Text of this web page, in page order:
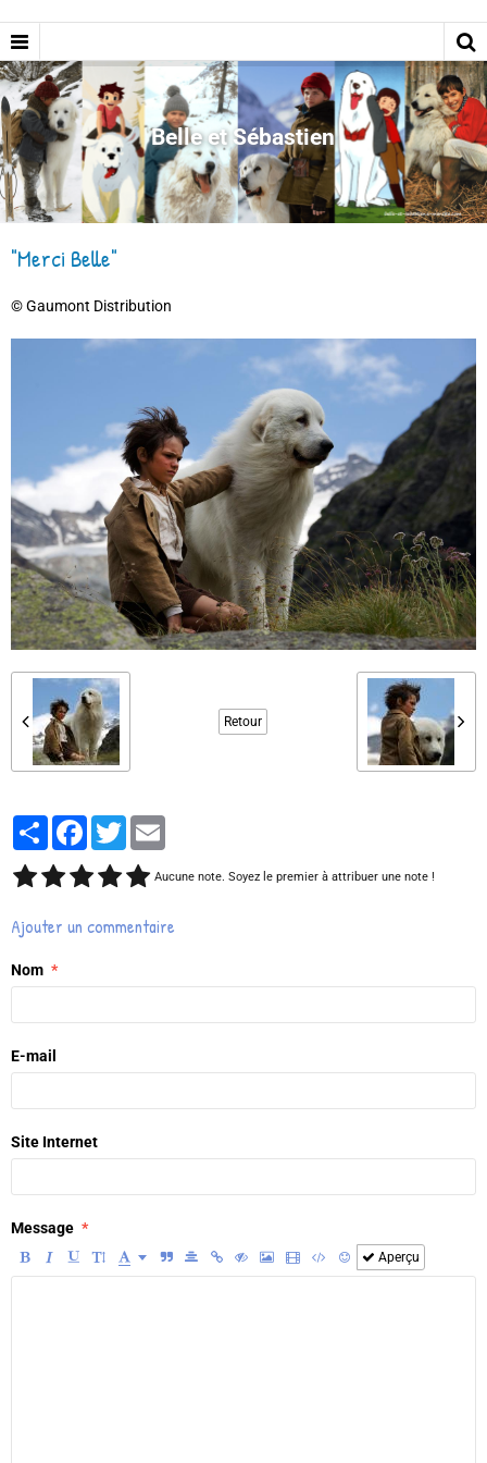
Belle et Sébastien
"Merci Belle"
© Gaumont Distribution
Retour
PartagerFacebook
Twitter
Aucune note. Soyez le premier à attribuer une note !
Ajouter un commentaire
Nom
E-mail
Site Internet
Message
Aperçu